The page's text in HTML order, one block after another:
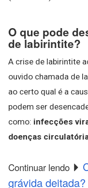
O que pode
de labirintite?
A crise de labirintite
ouvido chamada de
ao certo qual é a
podem ser
como: infecções
doenças
Continuar lendo
grávida deitada?